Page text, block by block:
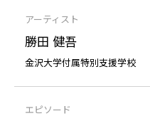
アーティスト
勝田 健吾
金沢大学付属特別支援学校
エピソード